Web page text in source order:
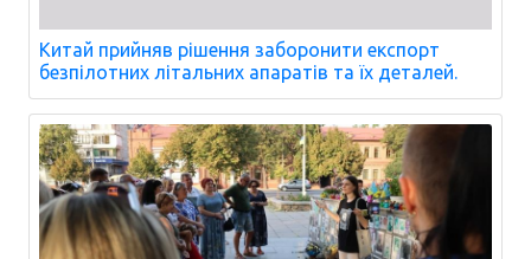
Китай прийняв рішення заборонити експорт
безпілотних літальних апаратів та їх деталей.